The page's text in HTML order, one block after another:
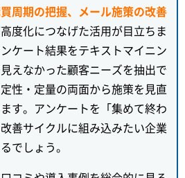
周期の把握、メール施策の改善
度化につなげた活用が目立ちま
ケート結果をテキストマイニン
えなかった顧客ニーズを抽出で
性・定量の両面から施策を見直
す。アンケートを「集めて終わ
善サイクルに組み込みたい企業
でしょう。